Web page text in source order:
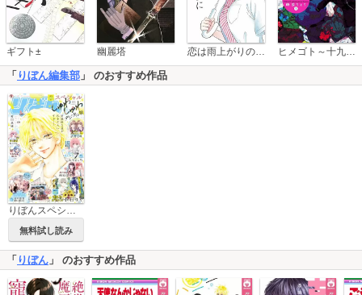
ギフト± 幽麗塔 恋は雨上がりのように ヒメゴト～十九歳の制服～
「 りぼん編集部 」 のおすすめ作品
りぼんスペシャル
無料試し読み
「 りぼん 」 のおすすめ作品